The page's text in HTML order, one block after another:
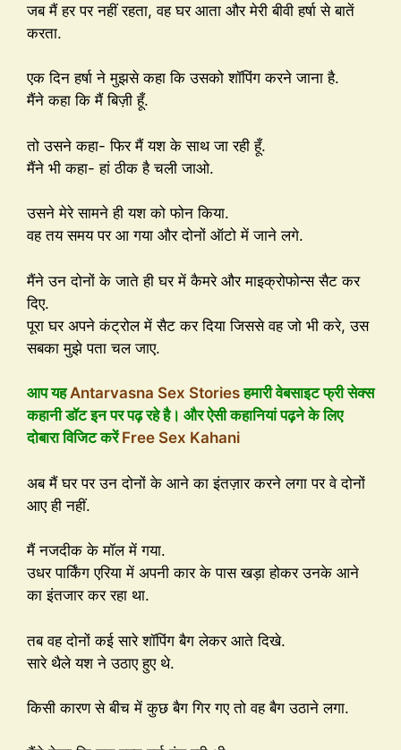
जब मैं हर पर नहीं रहता, वह घर आता और मेरी बीवी हर्षा से बातें
करता.
एक दिन हर्षा ने मुझसे कहा कि उसको शॉपिंग करने जाना है.
मैंने कहा कि मैं बिज़ी हूँ.
तो उसने कहा- फिर मैं यश के साथ जा रही हूँ.
मैंने भी कहा- हां ठीक है चली जाओ.
उसने मेरे सामने ही यश को फोन किया.
वह तय समय पर आ गया और दोनों ऑटो में जाने लगे.
मैंने उन दोनों के जाते ही घर में कैमरे और माइक्रोफोन्स सैट कर
दिए.
पूरा घर अपने कंट्रोल में सैट कर दिया जिससे वह जो भी करे, उस
सबका मुझे पता चल जाए.
आप यहAntarvasna Sex Storiesहमारी वेबसाइट फ्री सेक्स
कहानी डॉट इन पर पढ़ रहे है। और ऐसी कहानियां पढ़ने के लिए
दोबारा विजिट करेंFree Sex Kahani
अब मैं घर पर उन दोनों के आने का इंतज़ार करने लगा पर वे दोनों
आए ही नहीं.
मैं नजदीक के मॉल में गया.
उधर पार्किंग एरिया में अपनी कार के पास खड़ा होकर उनके आने
का इंतजार कर रहा था.
तब वह दोनों कई सारे शॉपिंग बैग लेकर आते दिखे.
सारे थैले यश ने उठाए हुए थे.
किसी कारण से बीच में कुछ बैग गिर गए तो वह बैग उठाने लगा.